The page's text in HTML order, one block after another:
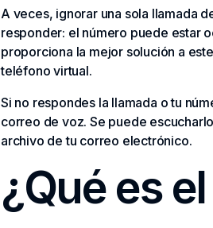
A veces, ignorar una sola llamada
responder: el número puede estar
proporciona la mejor solución a
teléfono virtual.
Si no respondes la llamada o tu
correo de voz. Se puede
archivo de tu correo electrónico.
¿Qué es